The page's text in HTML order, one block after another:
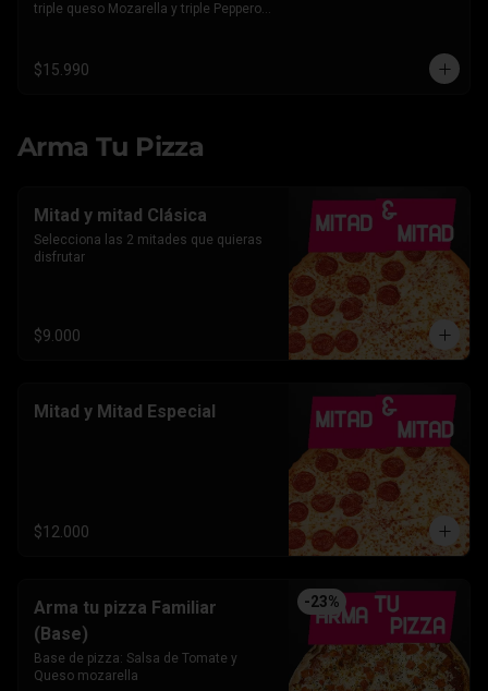
triple queso Mozarella y triple Pepperoni
$15.990
Arma Tu Pizza
Mitad y mitad Clásica
Selecciona las 2 mitades que quieras
disfrutar
$9.000
Mitad y Mitad Especial
$12.000
-23%
Arma tu pizza Familiar
(Base)
Base de pizza: Salsa de Tomate y
Queso mozarella